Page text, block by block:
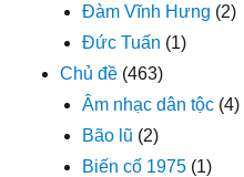
Đàm Vĩnh Hưng (2)
Đức Tuấn (1)
Chủ đề (463)
Âm nhạc dân tộc (4)
Bão lũ (2)
Biến cố 1975 (1)